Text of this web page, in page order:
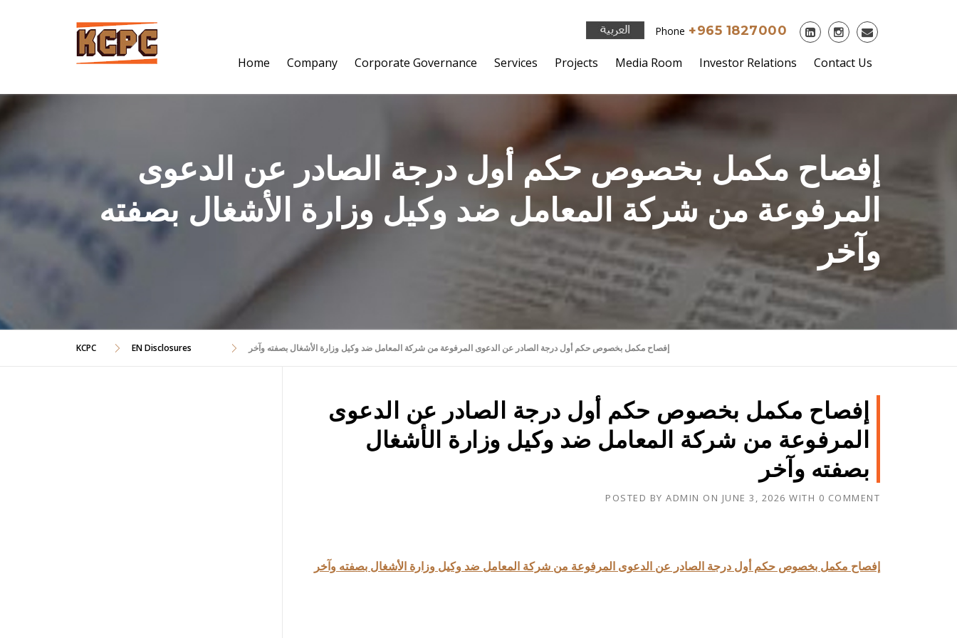
Phone +965 1827000
Home Company Corporate Governance Services Projects Media Room Investor Relations Contact Us
إفصاح مكمل بخصوص حكم أول درجة الصادر عن الدعوى
المرفوعة من شركة المعامل ضد وكيل وزارة الأشغال بصفته
وآخر
KCPC EN Disclosures إفصاح مكمل بخصوص حكم أول درجة الصادر عن الدعوى المرفوعة من شركة المعامل ضد وكيل وزارة الأشغال بصفته وآخر
إفصاح مكمل بخصوص حكم أول درجة الصادر عن الدعوى
المرفوعة من شركة المعامل ضد وكيل وزارة الأشغال
بصفته وآخر
POSTED BY ADMIN ON JUNE 3, 2026 WITH 0 COMMENT
إفصاح مكمل بخصوص حكم أول درجة الصادر عن الدعوى المرفوعة من شركة المعامل ضد وكيل وزارة الأشغال بصفته وآخر